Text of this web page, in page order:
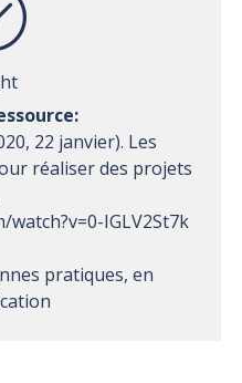
22 janvier). Les
réaliser des projets
IGLV2St7k
pratiques, en